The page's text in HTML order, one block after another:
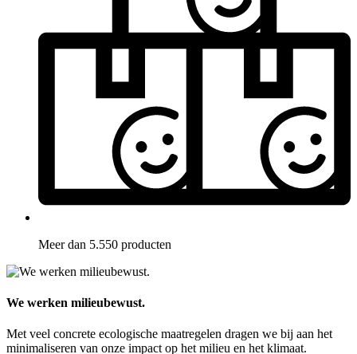
Meer dan 5.550 producten
We werken milieubewust.
Met veel concrete ecologische maatregelen dragen we bij aan het
minimaliseren van onze impact op het milieu en het klimaat.